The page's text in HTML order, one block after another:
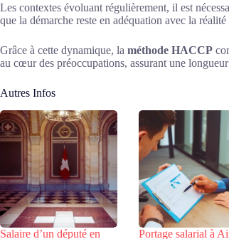
Les contextes évoluant régulièrement, il est
que la démarche reste en adéquation avec la
Grâce à cette dynamique, la méthode HACCP
au cœur des préoccupations, assurant une
Autres Infos
Salaire d’un député en Portage salarial à